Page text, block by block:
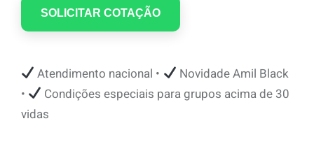
Atendimento nacional •
Novidade Amil Black
•
Condições especiais para grupos acima de 30
vidas